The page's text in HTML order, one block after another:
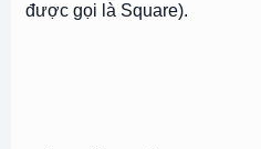
được gọi là Square).